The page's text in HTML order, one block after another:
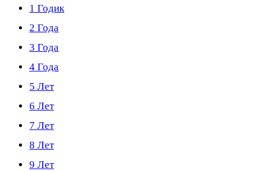
1 Годик
2 Года
3 Года
4 Года
5 Лет
6 Лет
7 Лет
8 Лет
9 Лет